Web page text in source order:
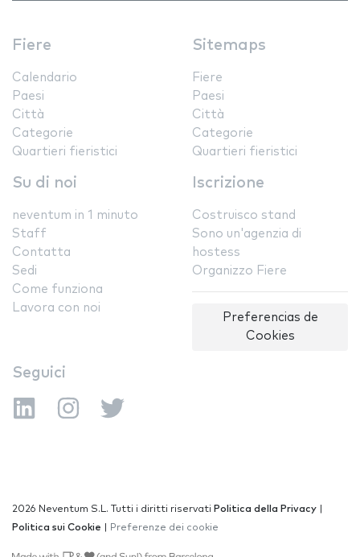
Fiere
Calendario
Paesi
Città
Categorie
Quartieri fieristici
Sitemaps
Fiere
Paesi
Città
Categorie
Quartieri fieristici
Su di noi
neventum in 1 minuto
Staff
Contatta
Sedi
Come funziona
Lavora con noi
Iscrizione
Costruisco stand
Sono un'agenzia di
hostess
Organizzo Fiere
Preferencias de
Cookies
Seguici
2026 Neventum S.L. Tutti i diritti riservati Politica della Privacy
Politica sui Cookie
Preferenze dei cookie